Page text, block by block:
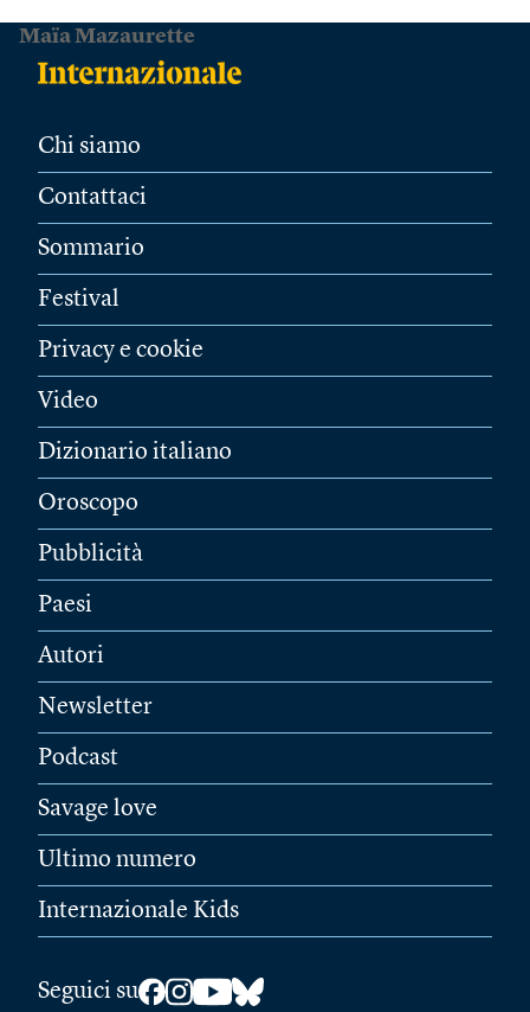
Maïa Mazaurette
Chi siamo
Contattaci
Sommario
Festival
Privacy e cookie
Video
Dizionario italiano
Oroscopo
Pubblicità
Paesi
Autori
Newsletter
Podcast
Savage love
Ultimo numero
Internazionale Kids
Seguici su